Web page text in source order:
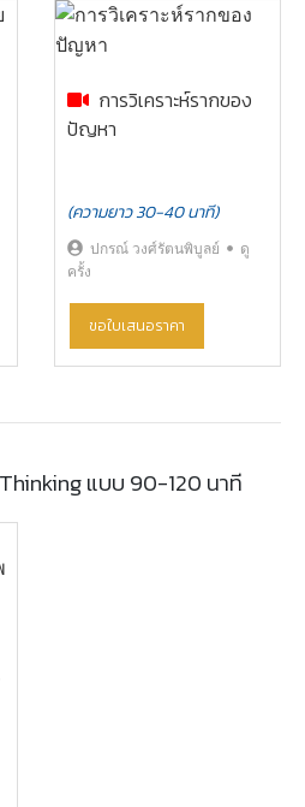
การวิเคราะห์รากของ
ปัญหา
(ความยาว 30-40 นาที)
ปกรณ์ วงศ์รัตนพิบูลย์ ดู
ครั้ง
ขอใบเสนอราคา
แบบ 90-120 นาที